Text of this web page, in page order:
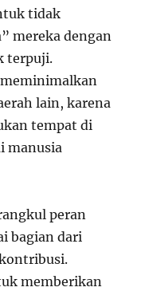
tidak
mereka dengan
terpuji.
lain, karena
tempat di
manusia
peran
bagian dari
memberikan